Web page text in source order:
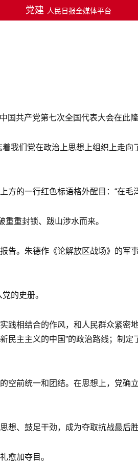
党建 人民日报全媒体平台
共产党第七次全国代表大会在此隆
我们党在政治上思想上组织上走
的一行红色标语格外醒目：“在毛
重封锁、跋山涉水而来。
告。朱德作《论解放区战场》的
的史册。
相结合的作风，和人民群众紧密
主主义的中国”的政治路线；制
前统一和团结。在思想上，党确
、鼓足干劲，成为夺取抗战最后
愈加夺目。